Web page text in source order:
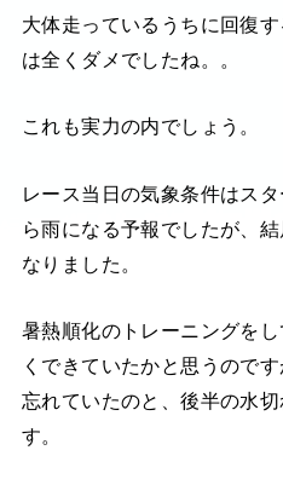
大体走っているうちに回復
は全くダメでしたね。。
これも実力の内でしょう。
レース当日の気象条件はス
ら雨になる予報でしたが、
なりました。
暑熱順化のトレーニングを
くできていたかと思うので
忘れていたのと、後半の水
す。